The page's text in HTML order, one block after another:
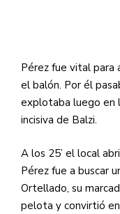
Pérez fue vital para
el balón. Por él
explotaba luego en
incisiva de Balzi.
A los 25’ el local
Pérez fue a buscar
Ortellado, su
pelota y convirtió